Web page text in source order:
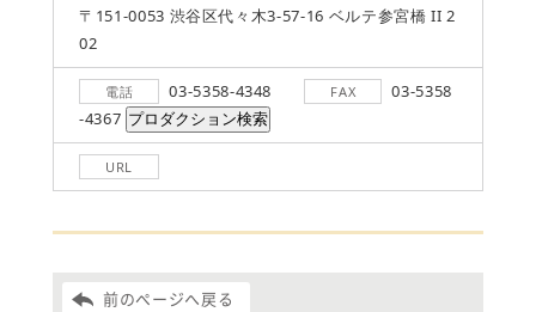
〒151-0053 渋谷区代々木3-57-16 ベルテ参宮橋 II 2
02
電話 03-5358-4348 FAX
03-5358
-4367
URL
前のページへ戻る